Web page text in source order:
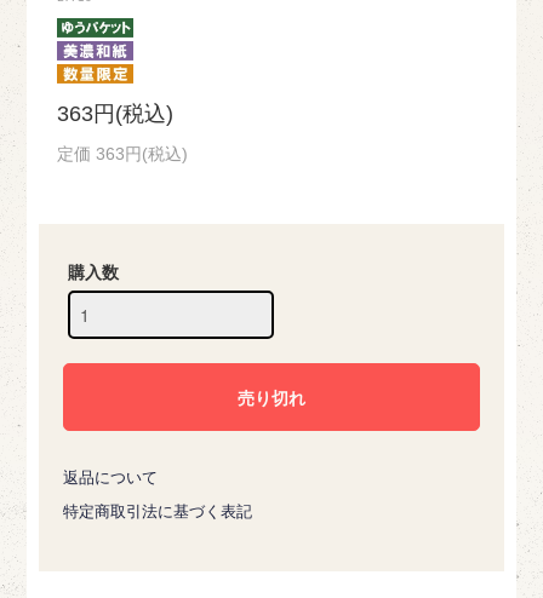
363円(税込)
定価 363円(税込)
購入数
返品について
特定商取引法に基づく表記